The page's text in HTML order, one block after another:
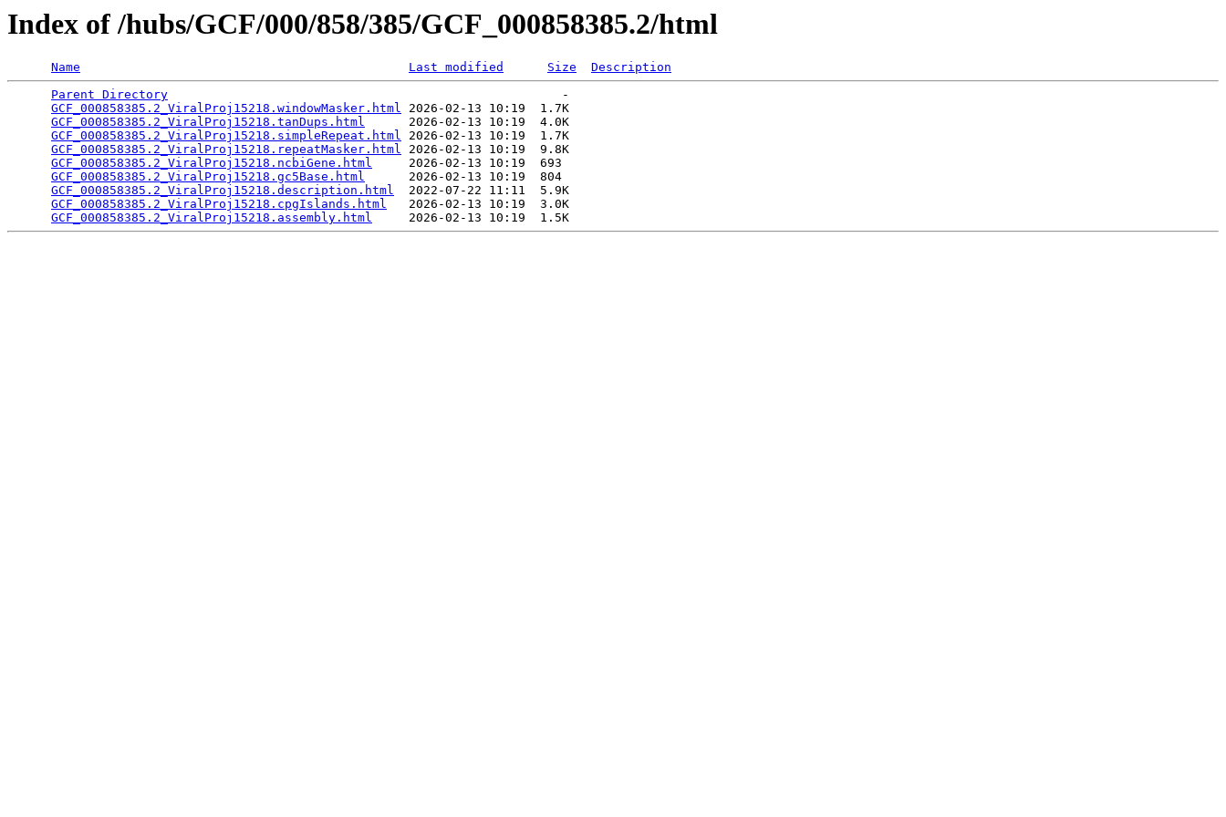
Index of /hubs/GCF/000/858/385/GCF_000858385.2/html
Name Last modified Size
Description
Parent Directory
                                                      -
GCF_000858385.2_ViralProj15218.windowMasker.html 2026-02-13 10:19  1.7K
GCF_000858385.2_ViralProj15218.tanDups.html
      2026-02-13 10:19  4.0K
GCF_000858385.2_ViralProj15218.simpleRepeat.html 2026-02-13 10:19  1.7K
GCF_000858385.2_ViralProj15218.repeatMasker.html 2026-02-13 10:19  9.8K
GCF_000858385.2_ViralProj15218.ncbiGene.html
     2026-02-13 10:19  693
GCF_000858385.2_ViralProj15218.gc5Base.html
      2026-02-13 10:19  804
GCF_000858385.2_ViralProj15218.description.html
  2022-07-22 11:11  5.9K
GCF_000858385.2_ViralProj15218.cpgIslands.html
   2026-02-13 10:19  3.0K
GCF_000858385.2_ViralProj15218.assembly.html